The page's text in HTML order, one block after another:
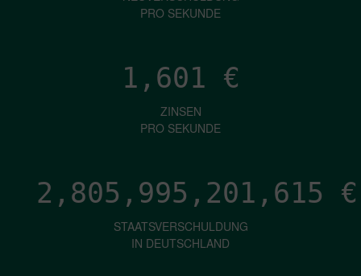
PRO SEKUNDE
1,601 €
ZINSEN
PRO SEKUNDE
2,805,995,203,731 €
STAATSVERSCHULDUNG
IN DEUTSCHLAND